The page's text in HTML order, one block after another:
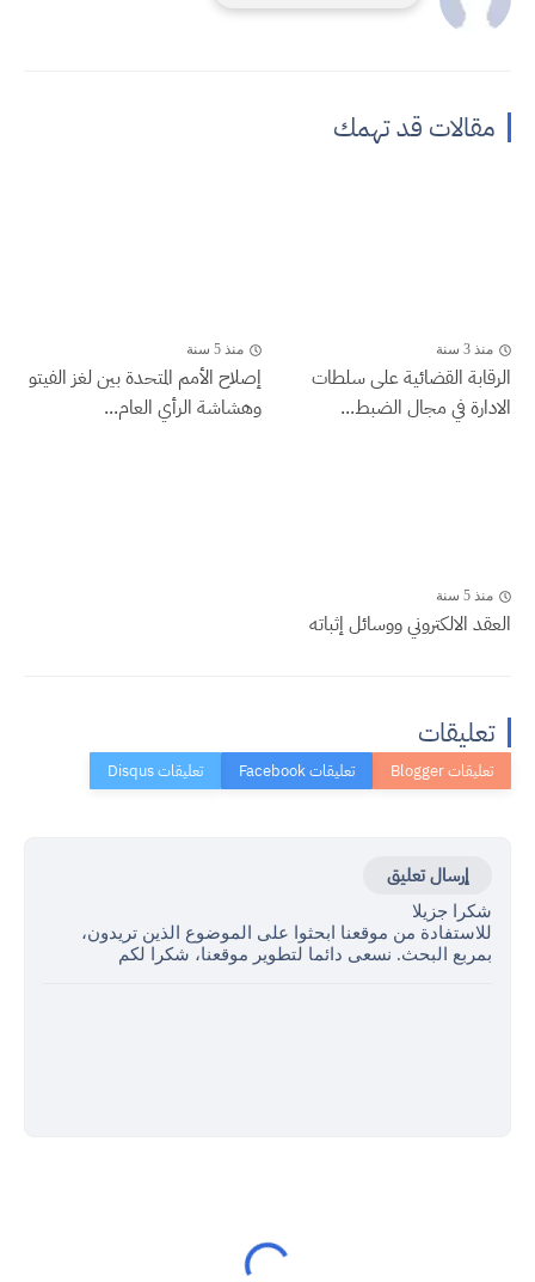
مقالات قد تهمك
منذ 3 سنة
الرقابة القضائية على سلطات
الادارة في مجال الضبط...
منذ 5 سنة
إصلاح الأمم المتحدة بين لغز الفيتو
وهشاشة الرأي العام...
منذ 5 سنة
العقد الالكتروني ووسائل إثباته
تعليقات
إرسال تعليق
شكرا جزيلا
للاستفادة من موقعنا ابحثوا على الموضوع الذين تريدون،
بمربع البحث. نسعى دائما لتطوير موقعنا، شكرا لكم